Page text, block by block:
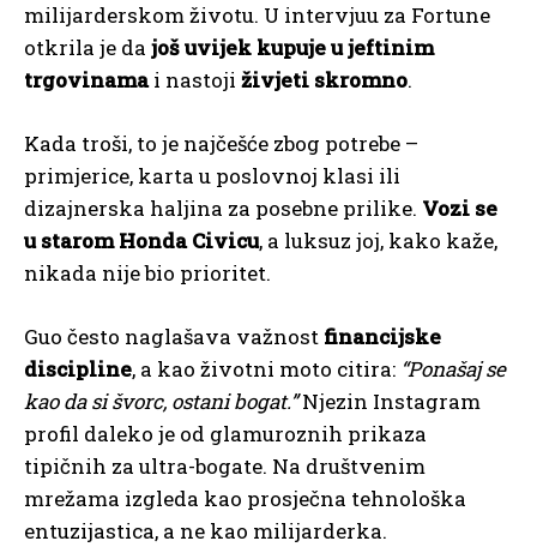
milijarderskom životu. U intervjuu za Fortune
otkrila je da još uvijek kupuje u jeftinim
trgovinamai nastoji živjeti skromno.
Kada troši, to je najčešće zbog potrebe –
primjerice, karta u poslovnoj klasi ili
dizajnerska haljina za posebne prilike. Vozi se
u starom Honda Civicu, a luksuz joj, kako kaže,
nikada nije bio prioritet.
Guo često naglašava važnost financijske
discipline, a kao životni moto citira: “Ponašaj se
kao da si švorc, ostani bogat.”Njezin Instagram
profil daleko je od glamuroznih prikaza
tipičnih za ultra-bogate. Na društvenim
mrežama izgleda kao prosječna tehnološka
entuzijastica, a ne kao milijarderka.